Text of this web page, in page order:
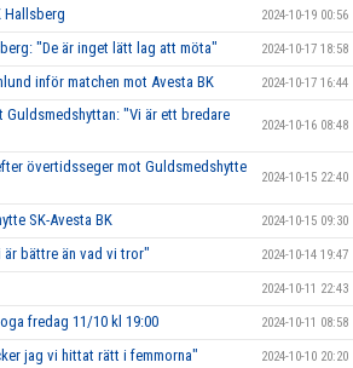
Hallsberg 2024-10-19 00:56
"De är inget lätt lag att möta" 2024-10-17 18:58
inför matchen mot Avesta BK 2024-10-17 16:44
"Vi är ett bredare
2024-10-16 08:48
övertidsseger mot Guldsmedshytte
2024-10-15 22:40
SK-Avesta BK 2024-10-15 09:30
bättre än vad vi tror" 2024-10-14 19:47
2024-10-11 22:43
fredag 11/10 kl 19:00 2024-10-11 08:58
jag vi hittat rätt i femmorna" 2024-10-10 20:20